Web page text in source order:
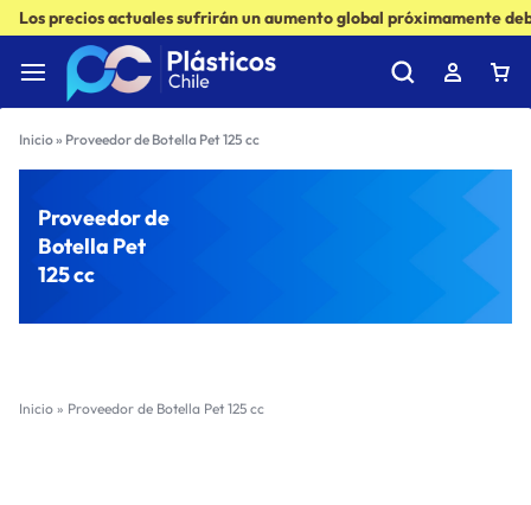
Los precios actuales sufrirán un aumento global próximamente
Inicio» Proveedor de Botella Pet 125 cc
Proveedor de
Botella Pet
125 cc
Inicio » Proveedor de Botella Pet 125 cc